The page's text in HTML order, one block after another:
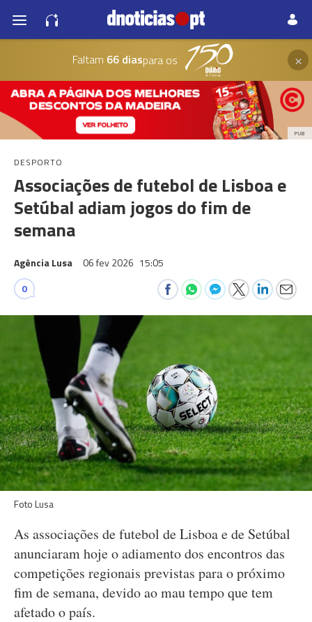
Faltam 66 diaspara os ×
PUB
DESPORTO
Associações de futebol de Lisboa e
Setúbal adiam jogos do fim de
semana
Agência Lusa 06 fev 2026 15:05
0
Foto Lusa
As associações de futebol de Lisboa e de Setúbal
anunciaram hoje o adiamento dos encontros das
competições regionais previstas para o próximo
fim de semana, devido ao mau tempo que tem
afetado o país.